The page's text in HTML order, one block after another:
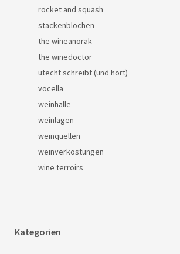
rocket and squash
stackenblochen
the wineanorak
the winedoctor
utecht schreibt (und hört)
vocella
weinhalle
weinlagen
weinquellen
weinverkostungen
wine terroirs
Kategorien